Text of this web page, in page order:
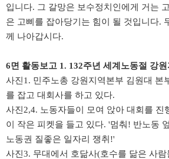
입니다. 그 갈망은 보수정치인에게 거는
은 고삐를 잡아당기는 힘이 될 것입니다.
께 나아갑시다.
6면 활동보고 1. 132주년 세계노동절 강원
사진1. 민주노총 강원지역본부 김원대 본
를 잡고 대회사를 하고 있다.
사진2,4. 노동자들이 모여 앉아 대회를 진
이 작은 피켓을 들고 있다. '멈춰! 반노동
노동권 질좋은 일자리 쟁취!'
사진3. 무대에서 호닮사(호수를 닮은 사